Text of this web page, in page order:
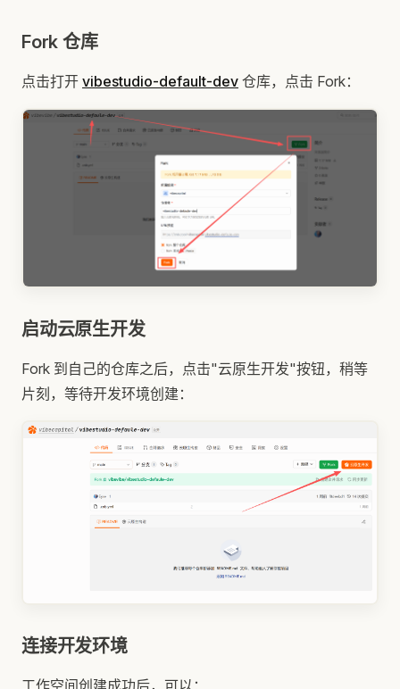
Fork 仓库
点击打开 vibestudio-default-dev 仓库，点击 Fork：
启动云原生开发
Fork 到自己的仓库之后，点击"云原生开发"按钮，稍等
片刻，等待开发环境创建：
连接开发环境
工作空间创建成功后，可以：